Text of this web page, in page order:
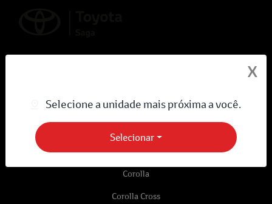
Desacelere. Seu bem maior é a vida.
bZ4X
Corolla
Corolla Cross
X
Selecione a unidade mais próxima a você.
Selecionar